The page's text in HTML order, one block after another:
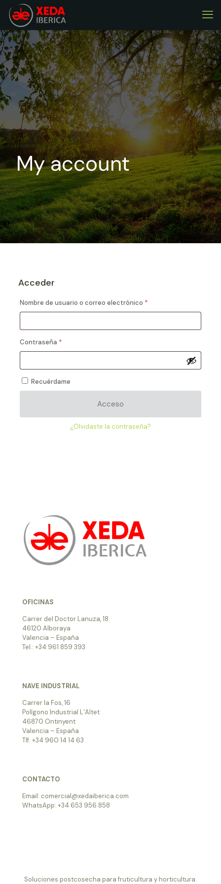
My account
Acceder
Nombre de usuario o correo electrónico *Obligatorio
Contraseña *Obligatorio
Recuérdame
Acceso
¿Olvidaste la contraseña?
OFICINAS
Carrer del Doctor Lanuza, 18
46120 Alboraya
Valencia – España
Tel.: +34 961 859 393
NAVE INDUSTRIAL
Carrer la Fos, 16
Polígono Industrial L’Altet
46870 Ontinyent
Valencia – España
Tlf. +34 960 14 14 63
CONTACTO
Email: comercial@xedaiberica.com
WhatsApp: +34 653 956 858
Soluciones postcosecha para fruticultura y horticultura.